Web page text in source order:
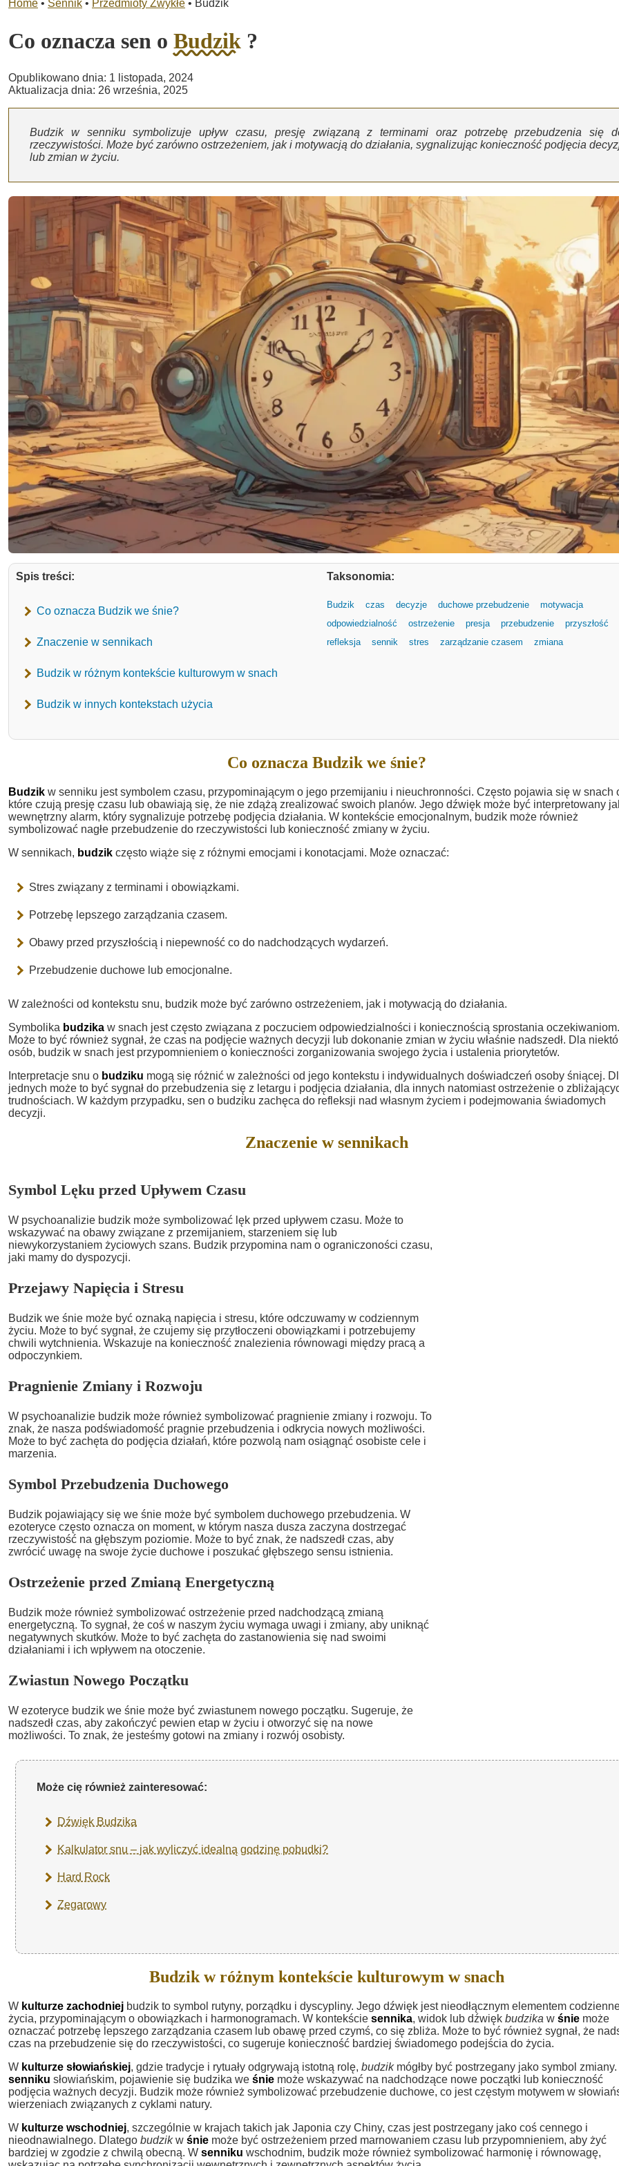
Home • Sennik • Przedmioty Zwykłe • Budzik
Co oznacza sen o Budzik ?
Opublikowano dnia: 1 listopada, 2024
Aktualizacja dnia: 26 września, 2025
Budzik w senniku symbolizuje upływ czasu, presję związaną z terminami oraz potrzebę przebudzenia się
rzeczywistości. Może być zarówno ostrzeżeniem, jak i motywacją do działania, sygnalizując konieczność podjęcia
lub zmian w życiu.
Spis treści:
Co oznacza Budzik we śnie?
Znaczenie w sennikach
Budzik w różnym kontekście kulturowym w snach
Budzik w innych kontekstach użycia
Taksonomia:
Budzik czas decyzje duchowe przebudzenie
motywacja
odpowiedzialność
ostrzeżenie presja przebudzenie
przyszłość
refleksja
sennik stres zarządzanie czasem zmiana
Co oznacza Budzik we śnie?
Budzik w senniku jest symbolem czasu, przypominającym o jego przemijaniu i nieuchronności. Często pojawia się w snach
które czują presję czasu lub obawiają się, że nie zdążą zrealizować swoich planów. Jego dźwięk może być interpretowany
wewnętrzny alarm, który sygnalizuje potrzebę podjęcia działania. W kontekście emocjonalnym, budzik może również
symbolizować nagłe przebudzenie do rzeczywistości lub konieczność zmiany w życiu.
W sennikach, budzik często wiąże się z różnymi emocjami i konotacjami. Może oznaczać:
Stres związany z terminami i obowiązkami.
Potrzebę lepszego zarządzania czasem.
Obawy przed przyszłością i niepewność co do nadchodzących wydarzeń.
Przebudzenie duchowe lub emocjonalne.
W zależności od kontekstu snu, budzik może być zarówno ostrzeżeniem, jak i motywacją do działania.
Symbolika budzika w snach jest często związana z poczuciem odpowiedzialności i koniecznością sprostania oczekiwaniom.
Może to być również sygnał, że czas na podjęcie ważnych decyzji lub dokonanie zmian w życiu właśnie nadszedł. Dla
osób, budzik w snach jest przypomnieniem o konieczności zorganizowania swojego życia i ustalenia priorytetów.
Interpretacje snu o budziku mogą się różnić w zależności od jego kontekstu i indywidualnych doświadczeń osoby śniącej.
jednych może to być sygnał do przebudzenia się z letargu i podjęcia działania, dla innych natomiast ostrzeżenie o
trudnościach. W każdym przypadku, sen o budziku zachęca do refleksji nad własnym życiem i podejmowania świadomych
decyzji.
Znaczenie w sennikach
Symbol Lęku przed Upływem Czasu
W psychoanalizie budzik może symbolizować lęk przed upływem czasu. Może to
wskazywać na obawy związane z przemijaniem, starzeniem się lub
niewykorzystaniem życiowych szans. Budzik przypomina nam o ograniczoności czasu,
jaki mamy do dyspozycji.
Przejawy Napięcia i Stresu
Budzik we śnie może być oznaką napięcia i stresu, które odczuwamy w codziennym
życiu. Może to być sygnał, że czujemy się przytłoczeni obowiązkami i potrzebujemy
chwili wytchnienia. Wskazuje na konieczność znalezienia równowagi między pracą a
odpoczynkiem.
Pragnienie Zmiany i Rozwoju
W psychoanalizie budzik może również symbolizować pragnienie zmiany i rozwoju. To
znak, że nasza podświadomość pragnie przebudzenia i odkrycia nowych możliwości.
Może to być zachęta do podjęcia działań, które pozwolą nam osiągnąć osobiste cele i
marzenia.
Symbol Przebudzenia Duchowego
Budzik pojawiający się we śnie może być symbolem duchowego przebudzenia. W
ezoteryce często oznacza on moment, w którym nasza dusza zaczyna dostrzegać
rzeczywistość na głębszym poziomie. Może to być znak, że nadszedł czas, aby
zwrócić uwagę na swoje życie duchowe i poszukać głębszego sensu istnienia.
Ostrzeżenie przed Zmianą Energetyczną
Budzik może również symbolizować ostrzeżenie przed nadchodzącą zmianą
energetyczną. To sygnał, że coś w naszym życiu wymaga uwagi i zmiany, aby uniknąć
negatywnych skutków. Może to być zachęta do zastanowienia się nad swoimi
działaniami i ich wpływem na otoczenie.
Zwiastun Nowego Początku
W ezoteryce budzik we śnie może być zwiastunem nowego początku. Sugeruje, że
nadszedł czas, aby zakończyć pewien etap w życiu i otworzyć się na nowe
możliwości. To znak, że jesteśmy gotowi na zmiany i rozwój osobisty.
Może cię również zainteresować:
Dźwięk Budzika
Kalkulator snu – jak wyliczyć idealną godzinę pobudki?
Hard Rock
Zegarowy
Budzik w różnym kontekście kulturowym w snach
W kulturze zachodniej budzik to symbol rutyny, porządku i dyscypliny. Jego dźwięk jest nieodłącznym elementem
życia, przypominającym o obowiązkach i harmonogramach. W kontekście sennika, widok lub dźwięk budzika w śnie może
oznaczać potrzebę lepszego zarządzania czasem lub obawę przed czymś, co się zbliża. Może to być również sygnał, że
czas na przebudzenie się do rzeczywistości, co sugeruje konieczność bardziej świadomego podejścia do życia.
W kulturze słowiańskiej, gdzie tradycje i rytuały odgrywają istotną rolę, budzikmógłby być postrzegany jako symbol zmiany.
senniku słowiańskim, pojawienie się budzika we śnie może wskazywać na nadchodzące nowe początki lub konieczność
podjęcia ważnych decyzji. Budzik może również symbolizować przebudzenie duchowe, co jest częstym motywem w
wierzeniach związanych z cyklami natury.
W kulturze wschodniej, szczególnie w krajach takich jak Japonia czy Chiny, czas jest postrzegany jako coś cennego i
nieodnawialnego. Dlatego budzikw śnie może być ostrzeżeniem przed marnowaniem czasu lub przypomnieniem, aby żyć
bardziej w zgodzie z chwilą obecną. W senniku wschodnim, budzik może również symbolizować harmonię i równowagę,